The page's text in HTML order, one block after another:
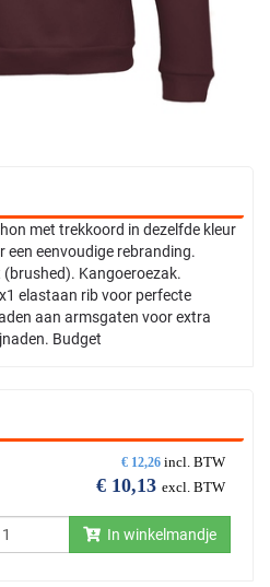
met trekkoord in dezelfde kleur
een eenvoudige rebranding.
Kangoeroezak.
elastaan rib voor perfecte
aan armsgaten voor extra
Budget
€ 12,26 incl. BTW
€ 10,13 excl. BTW
In winkelmandje